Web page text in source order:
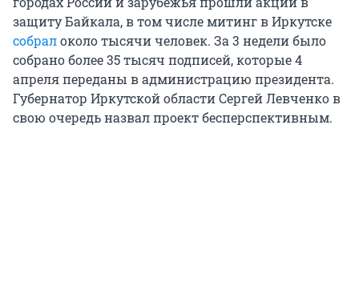
защиту Байкала, в том числе митинг в Иркутске
собралоколо тысячи человек. За 3 недели было
собрано более 35 тысяч подписей, которые 4
апреля переданы в администрацию президента.
Губернатор Иркутской области Сергей Левченко в
свою очередь назвал проект бесперспективным.